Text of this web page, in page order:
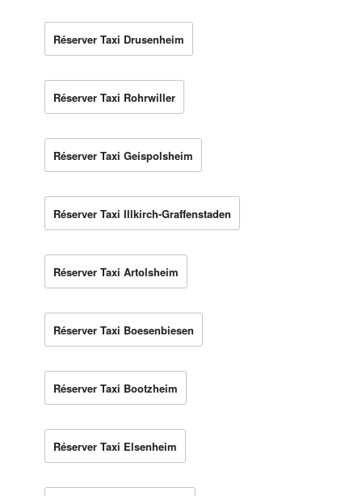
Réserver Taxi Drusenheim
Réserver Taxi Rohrwiller
Réserver Taxi Geispolsheim
Réserver Taxi Illkirch-Graffenstaden
Réserver Taxi Artolsheim
Réserver Taxi Boesenbiesen
Réserver Taxi Bootzheim
Réserver Taxi Elsenheim